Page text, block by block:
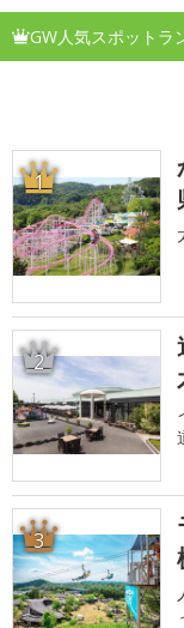
GW人気スポットラ
1
2
3